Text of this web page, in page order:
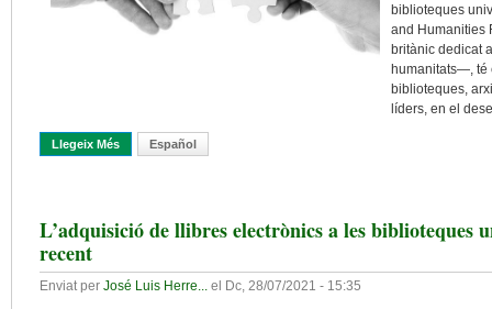
biblioteques
and Humanities
britànic dedicat
humanitats—, té
biblioteques,
líders, en el
Llegeix Més Sobre La Contribució De La Biblioteca Universitària A La
Español
L’adquisició de llibres electrònics a les biblioteques
recent
Enviat per José Luis Herre... el Dc, 28/07/2021 - 15:35